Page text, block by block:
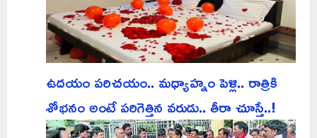
ఉదయం పరిచయం.. మధ్యాహ్నం పెళ్లి.. రాత్రికి
శోభనం అంటే పరిగెత్తిన వరుడు.. తీరా చూస్తే..!